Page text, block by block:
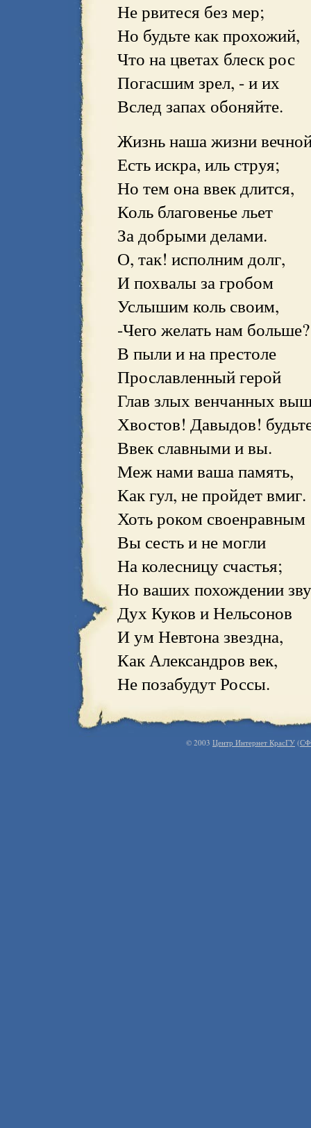
Не рвитеся без мер;
Но будьте как прохожий,
Что на цветах блеск рос
Погасшим зрел, - и их
Вслед запах обоняйте.
Жизнь наша жизни
Есть искра, иль струя;
Но тем она ввек длится,
Коль благовенье льет
За добрыми делами.
О, так! исполним долг,
И похвалы за гробом
Услышим коль своим,
-Чего желать нам больше?
В пыли и на престоле
Прославленный герой
Глав злых венчанных
Хвостов! Давыдов!
Ввек славными и вы.
Меж нами ваша память,
Как гул, не пройдет вмиг.
Хоть роком своенравным
Вы сесть и не могли
На колесницу счастья;
Но ваших похождении
Дух Куков и Нельсонов
И ум Невтона звездна,
Как Александров век,
Не позабудут Россы.
© 2003 Центр Интернет КрасГУ (